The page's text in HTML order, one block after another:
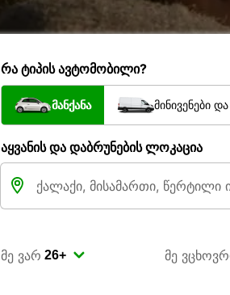
რა ტიპის ავტომობილი?
მანქანა მინივენები
აყვანის და დაბრუნების ლოკაცია
მე ვარ მე